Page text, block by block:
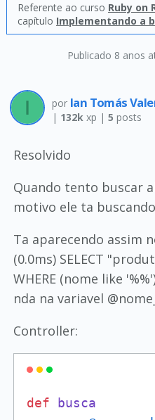
Publicado 8 anos
Referente ao curso Ruby on
capítulo Implementando a
por Ian Tomás
| 132kxp | 5 posts
Resolvido
Quando tento buscar
motivo ele ta
Ta aparecendo assim
(0.0ms) SELECT
WHERE (nome like
nda na variavel
Controller:
def
busca